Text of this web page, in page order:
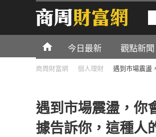
今日最新 觀點新聞
商周財富網 個人理財 遇到市場震盪
遇到市場震盪，你
據告訴你，這種人